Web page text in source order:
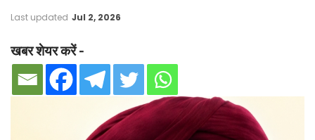
Last updated Jul 2, 2026
खबर शेयर करें -